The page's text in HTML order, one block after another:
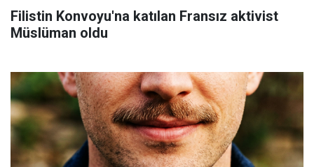
Filistin Konvoyu'na katılan Fransız aktivist
Müslüman oldu